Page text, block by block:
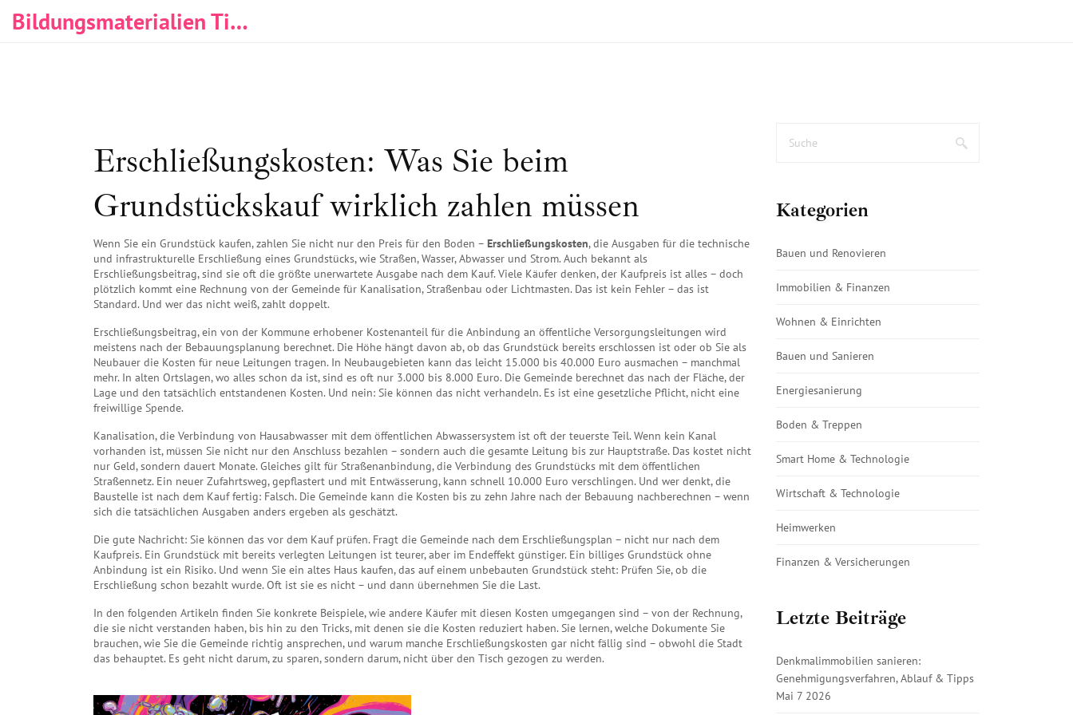
Bildungsmaterialien Tischlerei & Immobilien
Erschließungskosten: Was Sie beim
Grundstückskauf wirklich zahlen müssen
Wenn Sie ein Grundstück kaufen, zahlen Sie nicht nur den Preis für den Boden – Erschließungskosten,die Ausgaben für die technische
und infrastrukturelle Erschließung eines Grundstücks, wie Straßen, Wasser, Abwasser und Strom. Auch bekannt als
Erschließungsbeitrag, sind sie oft die größte unerwartete Ausgabe nach dem Kauf. Viele Käufer denken, der Kaufpreis ist alles – doch
plötzlich kommt eine Rechnung von der Gemeinde für Kanalisation, Straßenbau oder Lichtmasten. Das ist kein Fehler – das ist
Standard. Und wer das nicht weiß, zahlt doppelt.
Erschließungsbeitrag,ein von der Kommune erhobener Kostenanteil für die Anbindung an öffentliche Versorgungsleitungen wird
meistens nach der Bebauungsplanung berechnet. Die Höhe hängt davon ab, ob das Grundstück bereits erschlossen ist oder ob Sie als
Neubauer die Kosten für neue Leitungen tragen. In Neubaugebieten kann das leicht 15.000 bis 40.000 Euro ausmachen – manchmal
mehr. In alten Ortslagen, wo alles schon da ist, sind es oft nur 3.000 bis 8.000 Euro. Die Gemeinde berechnet das nach der Fläche, der
Lage und den tatsächlich entstandenen Kosten. Und nein: Sie können das nicht verhandeln. Es ist eine gesetzliche Pflicht, nicht eine
freiwillige Spende.
Kanalisation,die Verbindung von Hausabwasser mit dem öffentlichen Abwassersystem ist oft der teuerste Teil. Wenn kein Kanal
vorhanden ist, müssen Sie nicht nur den Anschluss bezahlen – sondern auch die gesamte Leitung bis zur Hauptstraße. Das kostet nicht
nur Geld, sondern dauert Monate. Gleiches gilt für Straßenanbindung,die Verbindung des Grundstücks mit dem öffentlichen
Straßennetz. Ein neuer Zufahrtsweg, gepflastert und mit Entwässerung, kann schnell 10.000 Euro verschlingen. Und wer denkt, die
Baustelle ist nach dem Kauf fertig: Falsch. Die Gemeinde kann die Kosten bis zu zehn Jahre nach der Bebauung nachberechnen – wenn
sich die tatsächlichen Ausgaben anders ergeben als geschätzt.
Die gute Nachricht: Sie können das vor dem Kauf prüfen. Fragt die Gemeinde nach dem Erschließungsplan – nicht nur nach dem
Kaufpreis. Ein Grundstück mit bereits verlegten Leitungen ist teurer, aber im Endeffekt günstiger. Ein billiges Grundstück ohne
Anbindung ist ein Risiko. Und wenn Sie ein altes Haus kaufen, das auf einem unbebauten Grundstück steht: Prüfen Sie, ob die
Erschließung schon bezahlt wurde. Oft ist sie es nicht – und dann übernehmen Sie die Last.
In den folgenden Artikeln finden Sie konkrete Beispiele, wie andere Käufer mit diesen Kosten umgegangen sind – von der Rechnung,
die sie nicht verstanden haben, bis hin zu den Tricks, mit denen sie die Kosten reduziert haben. Sie lernen, welche Dokumente Sie
brauchen, wie Sie die Gemeinde richtig ansprechen, und warum manche Erschließungskosten gar nicht fällig sind – obwohl die Stadt
das behauptet. Es geht nicht darum, zu sparen, sondern darum, nicht über den Tisch gezogen zu werden.
Kategorien
Bauen und Renovieren
Immobilien & Finanzen
Wohnen & Einrichten
Bauen und Sanieren
Energiesanierung
Boden & Treppen
Smart Home & Technologie
Wirtschaft & Technologie
Heimwerken
Finanzen & Versicherungen
Letzte Beiträge
Denkmalimmobilien sanieren:
Genehmigungsverfahren, Ablauf & Tipps
Mai 7 2026